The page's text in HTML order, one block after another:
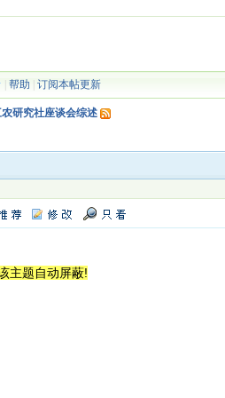
|帮助 |订阅本帖更新
研究社座谈会综述
主题自动屏蔽!